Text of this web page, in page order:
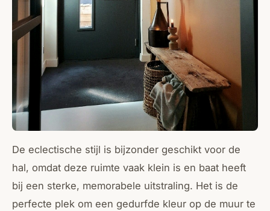
De eclectische stijl is bijzonder geschikt voor de
hal, omdat deze ruimte vaak klein is en baat heeft
bij een sterke, memorabele uitstraling. Het is de
perfecte plek om een gedurfde kleur op de muur te